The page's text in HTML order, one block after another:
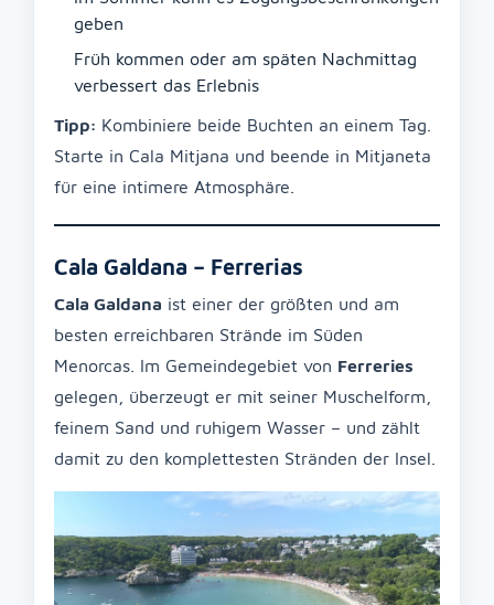
geben
Früh kommen oder am späten Nachmittag
verbessert das Erlebnis
Tipp: Kombiniere beide Buchten an einem Tag.
Starte in Cala Mitjana und beende in Mitjaneta
für eine intimere Atmosphäre.
Cala Galdana – Ferrerias
Cala Galdana ist einer der größten und am
besten erreichbaren Strände im Süden
Menorcas. Im Gemeindegebiet von Ferreries
gelegen, überzeugt er mit seiner Muschelform,
feinem Sand und ruhigem Wasser – und zählt
damit zu den komplettesten Stränden der Insel.